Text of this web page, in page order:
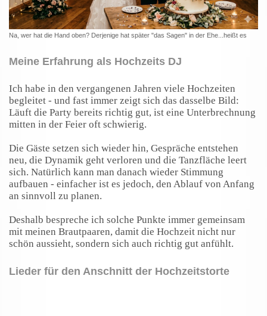
Na, wer hat die Hand oben? Derjenige hat später "das Sagen" in der Ehe...heißt es
Meine Erfahrung als Hochzeits DJ
Ich habe in den vergangenen Jahren viele Hochzeiten
begleitet - und fast immer zeigt sich das dasselbe Bild:
Läuft die Party bereits richtig gut, ist eine Unterbrechnung
mitten in der Feier oft schwierig.
Die Gäste setzen sich wieder hin, Gespräche entstehen
neu, die Dynamik geht verloren und die Tanzfläche leert
sich. Natürlich kann man danach wieder Stimmung
aufbauen - einfacher ist es jedoch, den Ablauf von Anfang
an sinnvoll zu planen.
Deshalb bespreche ich solche Punkte immer gemeinsam
mit meinen Brautpaaren, damit die Hochzeit nicht nur
schön aussieht, sondern sich auch richtig gut anfühlt.
Lieder für den Anschnitt der Hochzeitstorte